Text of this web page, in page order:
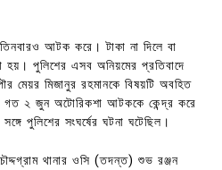
আটক করে। টাকা না দিলে বা
হয়। পুলিশের এসব অনিয়মের প্রতিবাদে
মেয়র মিজানুর রহমানকে বিষয়টি অবহিত
গত ২ জুন অটোরিকশা আটককে কেন্দ্র করে
পুলিশের সংঘর্ষের ঘটনা ঘটেছিল।
থানার ওসি (তদন্ত) শুভ রঞ্জন